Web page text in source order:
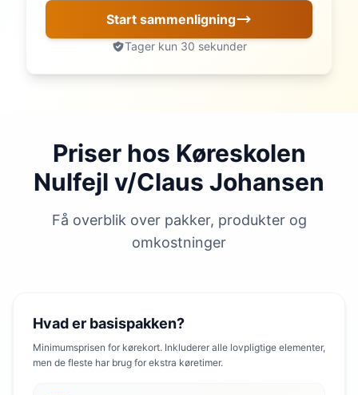
Start sammenligning
Tager kun 30 sekunder
Priser hos Køreskolen
Nulfejl v/Claus Johansen
Få overblik over pakker, produkter og
omkostninger
Hvad er basispakken?
Minimumsprisen for kørekort. Inkluderer alle lovpligtige elementer,
men de fleste har brug for ekstra køretimer.